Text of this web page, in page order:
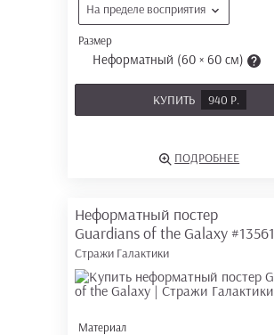
На пределе восприятия
Размер
Неформатный (60 × 60 см)
КУПИТЬ 940 Р.
ПОДРОБНЕЕ
Неформатный постер
Guardians of the Galaxy #13561
Стражи Галактики
Материал